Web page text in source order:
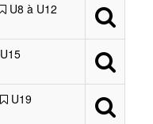
U8 à U12
U15
U19